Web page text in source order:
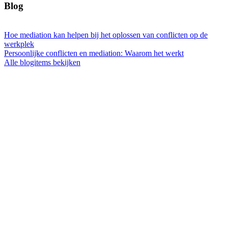
Blog
Hoe mediation kan helpen bij het oplossen van conflicten op de
werkplek
Persoonlijke conflicten en mediation: Waarom het werkt
Alle blogitems bekijken